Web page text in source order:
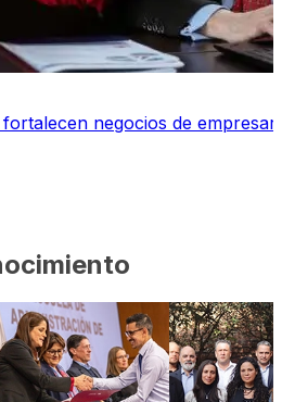
fortalecen negocios de